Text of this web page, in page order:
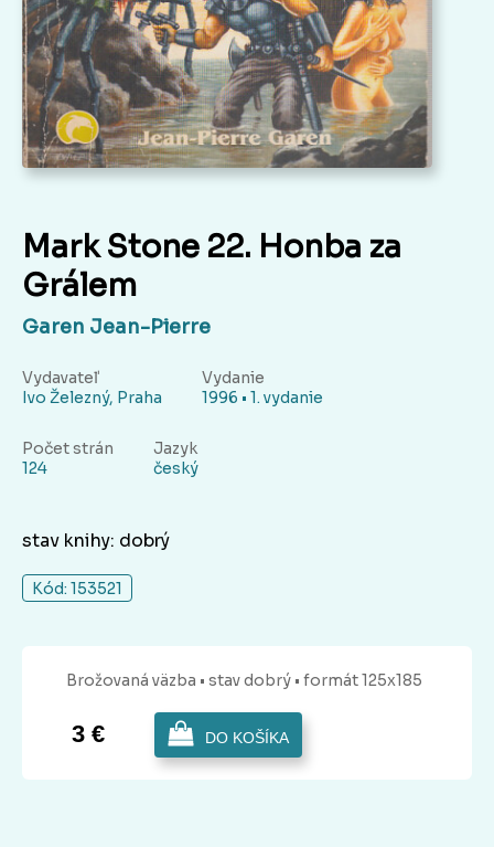
Mark Stone 22. Honba za
Grálem
Garen Jean-Pierre
Vydavateľ
Ivo Železný, Praha
Vydanie
1996 • 1. vydanie
Počet strán
124
Jazyk
český
stav knihy: dobrý
Kód: 153521
Brožovaná väzba • stav dobrý • formát 125x185
3 € DO KOŠÍKA